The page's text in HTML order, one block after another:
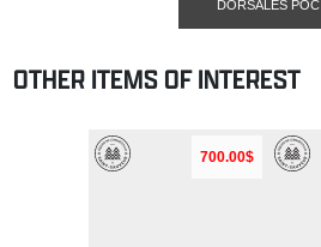
DORSALES POC
OTHER ITEMS OF INTEREST
700.00$